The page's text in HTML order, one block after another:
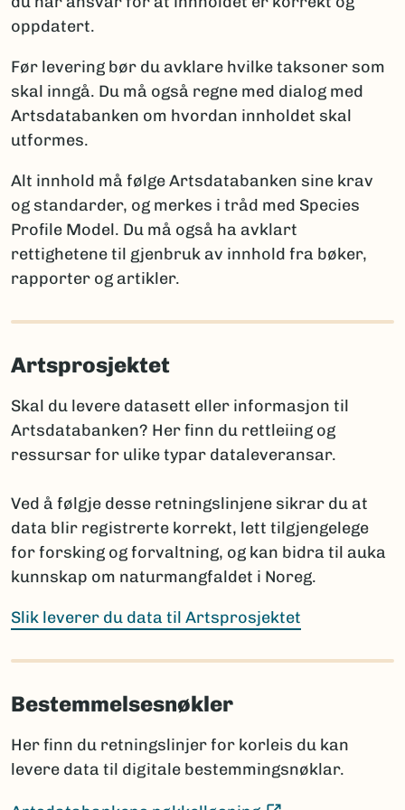
Artsdatabanken
ny for vitenskapen
ny for Norge
funn av en art som tidligere ble antatt forsvunnet
fra Norge
funn av art som er tidligere registrert i Norge
Merk:Kun én av disse opplysningene per takson skal
brukes for å sikre entydig statistikk. Et kommentarfelt
kan brukes ved behov for ytterligere forklaringer.
Rapportering av arter nye for vitenskapen
autor oppgis, sammen med litteraturreferanse der
regelverket for den aktuelle artsgruppen:
International Code of Nomenclature for Algae,
Fungi and Plants
(Ekstern lenke)
International Code of Zoological Nomenclature
slektsnavn + “sp. nov.”. Det bør da legges til en
kommentar om planlagt publisering: hvor og når
navnet skal publiseres i henhold til regelverket.
Prosjektet har ansvar for å informere Artsdatabanken
skjer lenge etter prosjektets slutt.
Sammenligning mot Artsdatabankens navneregister
innholdet i navneregisteret Nortaxa gjennom
listesøket.
Dette hjelper med å:
oppdatert.
Før levering bør du avklare hvilke taksoner som
skal inngå. Du må også regne med dialog med
Artsdatabanken om hvordan innholdet skal
utformes.
Alt innhold må følge Artsdatabanken sine krav
og standarder, og merkes i tråd med Species
Profile Model. Du må også ha avklart
rettighetene til gjenbruk av innhold fra bøker,
rapporter og artikler.
Artsprosjektet
Skal du levere datasett eller informasjon til
Artsdatabanken? Her finn du rettleiing og
ressursar for ulike typar dataleveransar.
Ved å følgje desse retningslinjene sikrar du at
data blir registrerte korrekt, lett tilgjengelege
for forsking og forvaltning, og kan bidra til auka
kunnskap om naturmangfaldet i Noreg.
Slik leverer du data til Artsprosjektet
Bestemmelsesnøkler
Her finn du retningslinjer for korleis du kan
levere data til digitale bestemmingsnøklar.